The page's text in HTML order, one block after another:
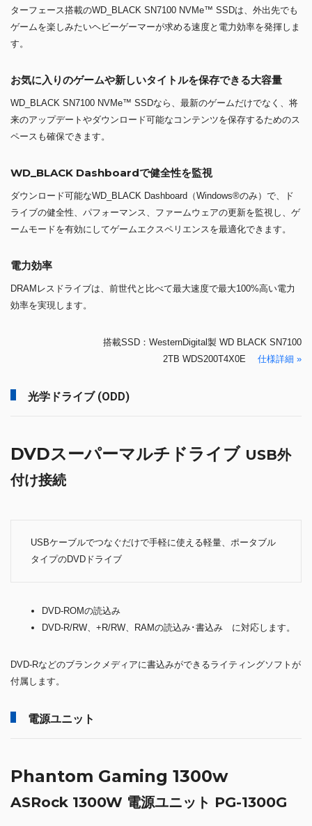
ターフェース搭載のWD_BLACK SN7100 NVMe™ SSDは、外出先でも
ゲームを楽しみたいヘビーゲーマーが求める速度と電力効率を発揮しま
す。
お気に入りのゲームや新しいタイトルを保存できる大容量
WD_BLACK SN7100 NVMe™ SSDなら、最新のゲームだけでなく、将
来のアップデートやダウンロード可能なコンテンツを保存するためのス
ペースも確保できます。
WD_BLACK Dashboardで健全性を監視
ダウンロード可能なWD_BLACK Dashboard（Windows®のみ）で、ド
ライブの健全性、パフォーマンス、ファームウェアの更新を監視し、ゲ
ームモードを有効にしてゲームエクスペリエンスを最適化できます。
電力効率
DRAMレスドライブは、前世代と比べて最大速度で最大100%高い電力
効率を実現します。
搭載SSD：WesternDigital製 WD BLACK SN7100
2TB WDS200T4X0E 仕様詳細 »
光学ドライブ (ODD)
DVDスーパーマルチドライブ USB外
付け接続
USBケーブルでつなぐだけで手軽に使える軽量、ポータブル
タイプのDVDドライブ
DVD-ROMの読込み
DVD-R/RW、+R/RW、RAMの読込み･書込み に対応します。
DVD-Rなどのブランクメディアに書込みができるライティングソフトが
付属します。
電源ユニット
Phantom Gaming 1300w
ASRock 1300W 電源ユニット PG-1300G